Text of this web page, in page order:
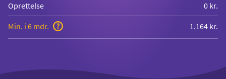
Oprettelse 0 kr.
Min. i 6 mdr. 1.164 kr.